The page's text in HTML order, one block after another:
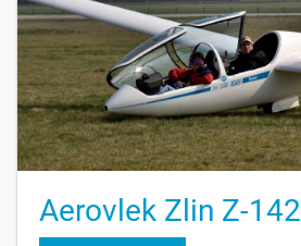
Aerovlek Zlin Z-142